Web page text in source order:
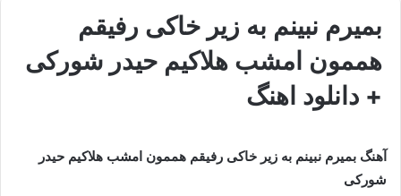
بمیرم نبینم به زیر خاکی رفیقم
هممون امشب هلاکیم حیدر شورکی
+ دانلود اهنگ
آهنگ بمیرم نبینم به زیر خاکی رفیقم هممون امشب هلاکیم حیدر
شورکی